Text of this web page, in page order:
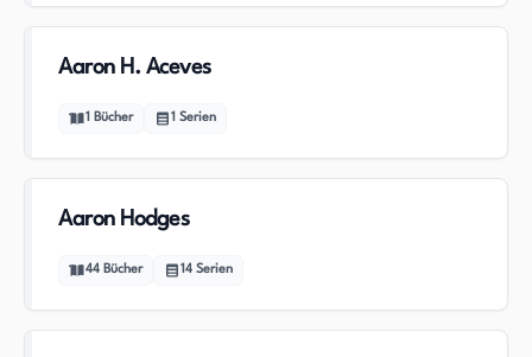
Aaron H. Aceves
1 Bücher 1 Serien
Aaron Hodges
44 Bücher 14 Serien